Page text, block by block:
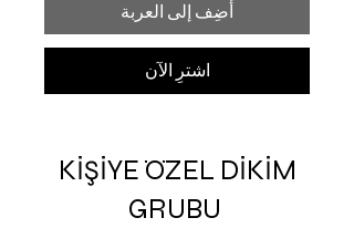
أضِف إلى العربة
اشترِ الآن
KİŞİYE ÖZEL DİKİM
GRUBU